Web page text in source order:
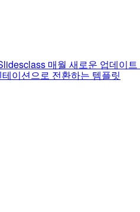
매월 새로운 업데이트
이션으로 전환하는 템플릿